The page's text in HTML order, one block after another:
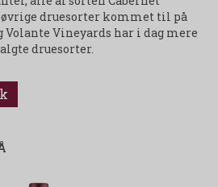
øvrige druesorter kommet til på
Volante Vineyards har i dag mere
druesorter.